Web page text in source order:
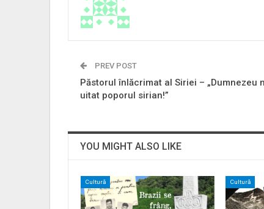
PREV POST
Păstorul înlăcrimat al Siriei – „Dumnezeu
uitat poporul sirian!”
YOU MIGHT ALSO LIKE
Cultură Cultură